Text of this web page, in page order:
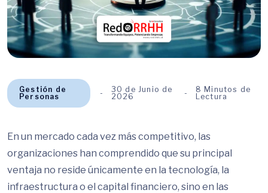
Gestión de
Personas
30 de Junio de
2026
8 Minutos de
Lectura
En un mercado cada vez más competitivo, las
organizaciones han comprendido que su principal
ventaja no reside únicamente en la tecnología, la
infraestructura o el capital financiero, sino en las